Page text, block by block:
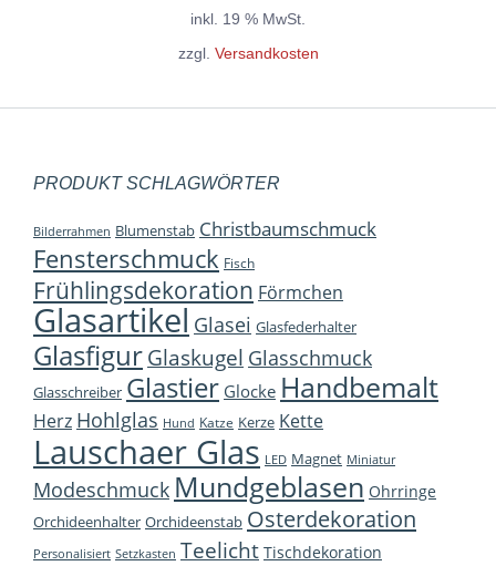
inkl. 19 % MwSt.
zzgl. Versandkosten
PRODUKT SCHLAGWÖRTER
Bilderrahmen Blumenstab Christbaumschmuck
Fensterschmuck Fisch
Frühlingsdekoration Förmchen
Glasartikel Glasei Glasfederhalter
Glasfigur Glaskugel Glasschmuck
Glasschreiber Glastier Glocke Handbemalt
Herz Hohlglas Hund Katze Kerze Kette
Lauschaer Glas LED Magnet Miniatur
Modeschmuck Mundgeblasen Ohrringe
Orchideenhalter Orchideenstab Osterdekoration
Personalisiert Setzkasten Teelicht Tischdekoration